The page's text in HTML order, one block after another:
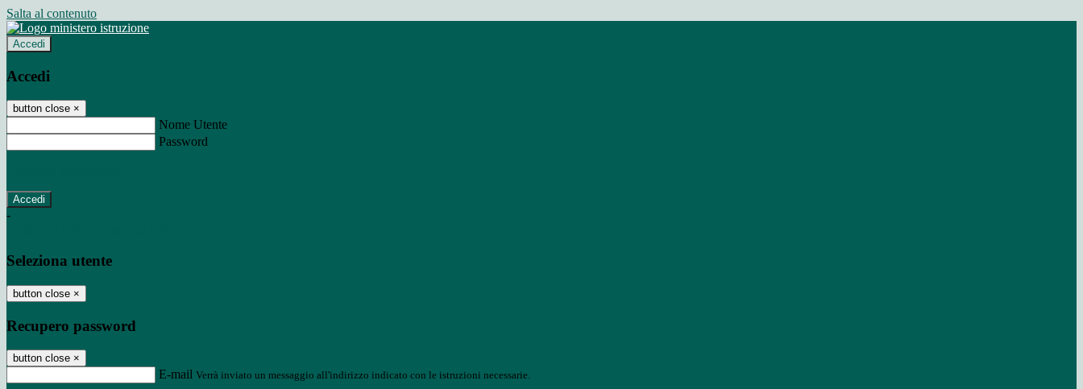
Salta al contenuto
Accedi
Accedi
button close ×
Nome Utente
Password
-
Seleziona utente
button close ×
Recupero password
button close ×
E-mail Verrà inviato un messaggio all'indirizzo indicato con le istruzioni necessarie.